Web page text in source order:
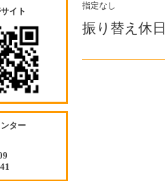
指定なし
振り替え休
イト
ター